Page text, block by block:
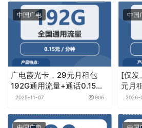
中国广电
广电霞光卡，29元月租包
192G通用流量+通话0.15元
月租/分钟
2025-11-07 906
中国
[仅发
元月
+150
2026-